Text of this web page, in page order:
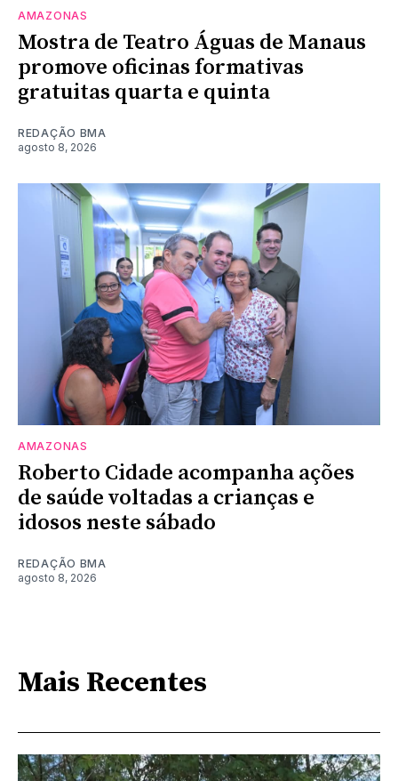
AMAZONAS
Mostra de Teatro Águas de Manaus
promove oficinas formativas
gratuitas quarta e quinta
REDAÇÃO BMA
agosto 8, 2026
AMAZONAS
Roberto Cidade acompanha ações
de saúde voltadas a crianças e
idosos neste sábado
REDAÇÃO BMA
agosto 8, 2026
Mais Recentes